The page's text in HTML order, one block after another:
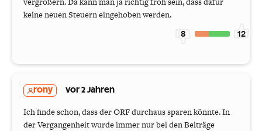
keine neuen Steuern eingehoben werden.
8 12
rony vor 2 Jahren
Ich finde schon, dass der ORF durchaus sparen könnte. In
der Vergangenheit wurde immer nur bei den Beiträge